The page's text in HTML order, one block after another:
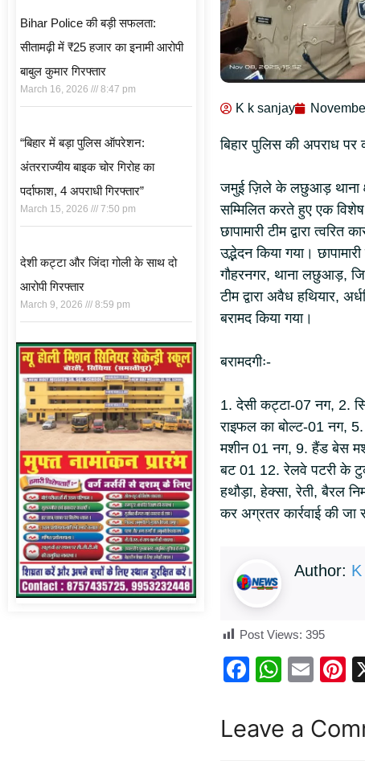
Bihar Police की बड़ी सफलता:
सीतामढ़ी में ₹25 हजार का इनामी आरोपी
बाबुल कुमार गिरफ्तार
March 16, 2026 8:47 pm
“बिहार में बड़ा पुलिस ऑपरेशन:
अंतरराज्यीय बाइक चोर गिरोह का
पर्दाफाश, 4 अपराधी गिरफ्तार”
March 15, 2026 7:50 pm
देशी कट्टा और जिंदा गोली के साथ दो
आरोपी गिरफ्तार
March 9, 2026 8:59 pm
K k sanjay
बिहार पुलिस की अपराध पर
जमुई ज़िले के लछुआड़ थाना
सम्मिलित करते हुए एक विशेष
छापामारी टीम द्वारा
उद्भेदन किया गया।
गौहरनगर, थाना लछुआड़,
टीम द्वारा अवैध हथियार,
बरामद किया गया।
बरामदगीः-
1. देसी कट्टा-07 नग, 2.
राइफल का बोल्ट-01 नग,
मशीन 01 नग, 9. हैंड बेस
बट 01 12. रेलवे पटरी के
हथौड़ा, हेक्सा, रेती, बैरल
कर अग्रतर कार्रवाई की जा
Author:
Post Views: 395
F
c
e
W
at
s
E
ail
e
Leave a